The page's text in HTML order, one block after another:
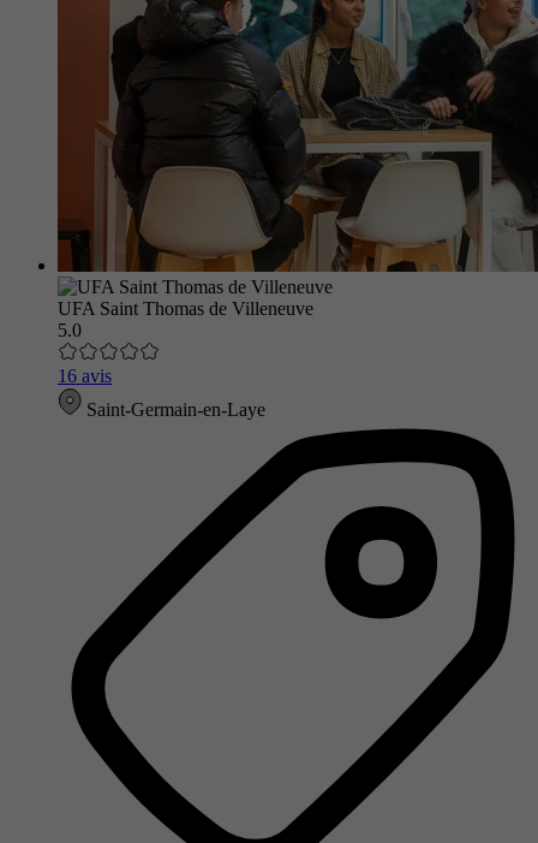
UFA Saint Thomas de Villeneuve
5.0
16 avis
Saint-Germain-en-Laye